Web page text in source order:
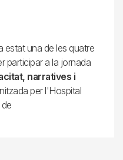
estat una de les quatre
participar a la jornada
narratives i
per l'Hospital